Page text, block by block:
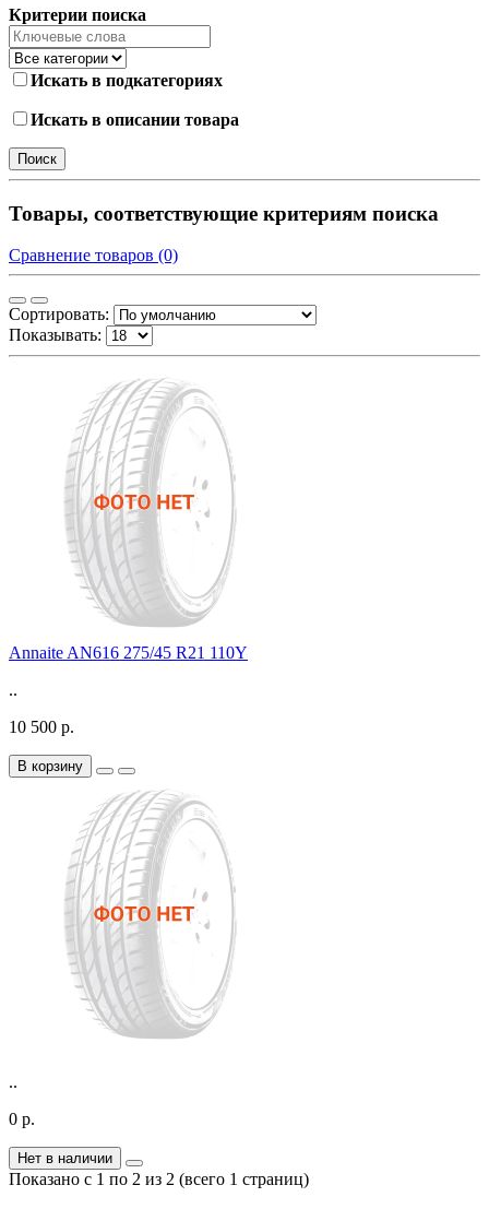
Критерии поиска
Искать в подкатегориях
Искать в описании товара
Товары, соответствующие критериям поиска
Сравнение товаров (0)
Сортировать:
Показывать:
Annaite AN616 275/45 R21 110Y
..
10 500 р.
В корзину
..
0 р.
Нет в наличии
Показано с 1 по 2 из 2 (всего 1 страниц)